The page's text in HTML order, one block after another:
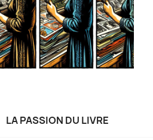
LA PASSION DU LIVRE